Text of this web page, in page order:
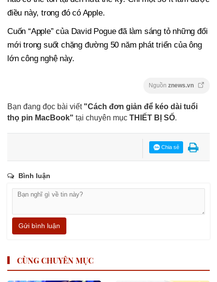
điều này, trong đó có Apple.
Cuốn “Apple” của David Pogue đã làm sáng tỏ những đổi
mới trong suốt chặng đường 50 năm phát triển của ông
lớn công nghệ này.
Nguồn znews.vn
Bạn đang đọc bài viết "Cách đơn giản để kéo dài tuổi
thọ pin MacBook" tại chuyên mục THIẾT BỊ SỐ.
Chia sẻ
Bình luận
Gửi bình luận
CÙNG CHUYÊN MỤC